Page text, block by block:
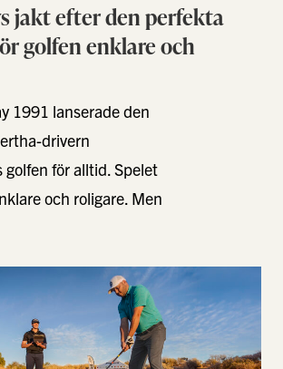
jakt efter den perfekta
golfen enklare och
1991 lanserade den
drivern
golfen för alltid. Spelet
och roligare. Men